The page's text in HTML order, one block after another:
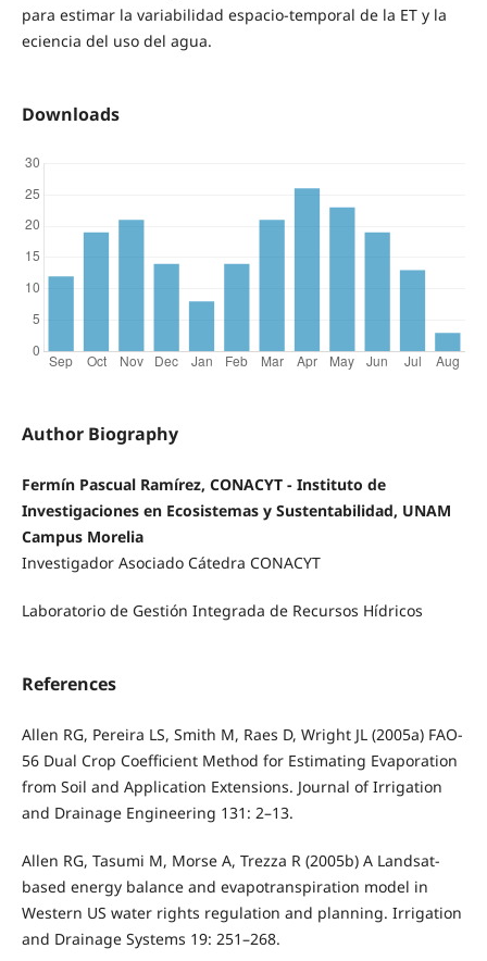
para estimar la variabilidad espacio-temporal de la ET y la
eciencia del uso del agua.
Downloads
Author Biography
Fermín Pascual Ramírez, CONACYT - Instituto de
Investigaciones en Ecosistemas y Sustentabilidad, UNAM
Campus Morelia
Investigador Asociado Cátedra CONACYT
Laboratorio de Gestión Integrada de Recursos Hídricos
References
Allen RG, Pereira LS, Smith M, Raes D, Wright JL (2005a) FAO-
56 Dual Crop Coefficient Method for Estimating Evaporation
from Soil and Application Extensions. Journal of Irrigation
and Drainage Engineering 131: 2–13.
Allen RG, Tasumi M, Morse A, Trezza R (2005b) A Landsat-
based energy balance and evapotranspiration model in
Western US water rights regulation and planning. Irrigation
and Drainage Systems 19: 251–268.